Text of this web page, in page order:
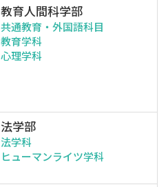
教育人間科学部
共通教育・外国語科目
教育学科
心理学科
法学部
法学科
ヒューマンライツ学科